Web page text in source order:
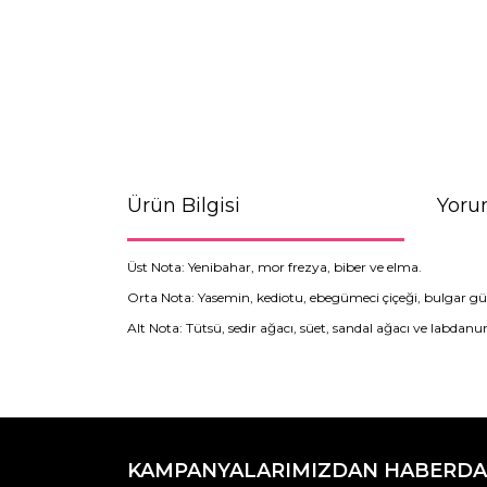
Ürün Bilgisi
Üst Nota: Yenibahar, mor frezya, biber ve elma.
Orta Nota: Yasemin, kediotu, ebegümeci çiçeği, bulgar
Alt Nota: Tütsü, sedir ağacı, süet, sandal ağacı ve
Görüş ve önerileriniz için teşekkür ederiz.
Ürün resmi kalitesiz, bozuk veya
KAMPANYALARIMIZDAN